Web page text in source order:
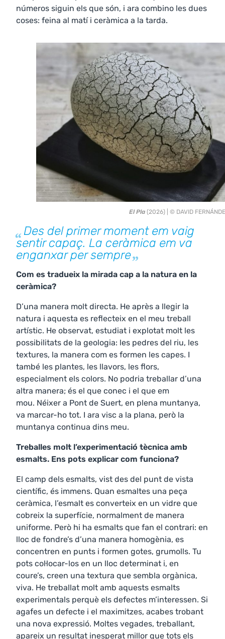
números siguin els que són, i ara combino les dues
coses: feina al matí i ceràmica a la tarda.
El Pla (2026) | © DAVID
Des del primer moment em vaig
sentir capaç. La ceràmica em va
enganxar per sempre
Com es tradueix la mirada cap a la natura en la
ceràmica?
D’una manera molt directa. He après a llegir la
natura i aquesta es reflecteix en el meu treball
artístic. He observat, estudiat i explotat molt les
possibilitats de la geologia: les pedres del riu, les
textures, la manera com es formen les capes. I
també les plantes, les llavors, les flors,
especialment els colors. No podria treballar d’una
altra manera; és el que conec i el que em
mou. Néixer a Pont de Suert, en plena muntanya,
va marcar-ho tot. I ara visc a la plana, però la
muntanya continua dins meu.
Treballes molt l’experimentació tècnica amb
esmalts. Ens pots explicar com funciona?
El camp dels esmalts, vist des del punt de vista
científic, és immens. Quan esmaltes una peça
ceràmica, l’esmalt es converteix en un vidre que
cobreix la superfície, normalment de manera
uniforme. Però hi ha esmalts que fan el contrari: en
lloc de fondre’s d’una manera homogènia, es
concentren en punts i formen gotes, grumolls. Tu
pots col·locar-los en un lloc determinat i, en
coure’s, creen una textura que sembla orgànica,
viva. He treballat molt amb aquests esmalts
experimentals perquè els defectes m’interessen. Si
agafes un defecte i el maximitzes, acabes trobant
una nova expressió. Moltes vegades, treballant,
apareix un resultat inesperat millor que tots els